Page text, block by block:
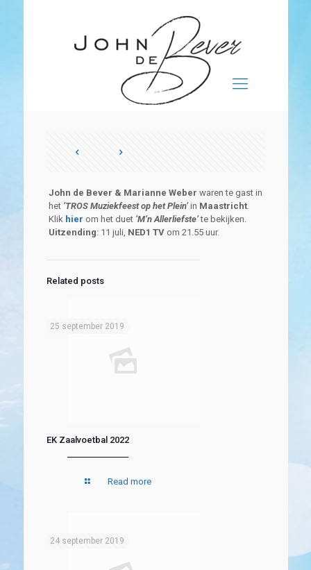
John de Bever & Marianne Weber waren te gast in
het‘TROS Muziekfeest op het Plein’in Maastricht.
Klik hier om het duet‘M’n Allerliefste’ te bekijken.
Uitzending: 11 juli, NED1 TVom 21.55 uur.
Related posts
25 september 2019
EK Zaalvoetbal 2022
Read more
24 september 2019